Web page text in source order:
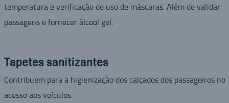
temperatura e verificação de uso de máscaras. Além de validar
passagens e fornecer álcool gel.
Tapetes sanitizantes
Contribuem para a higienização dos calçados dos passageiros no
acesso aos veículos.